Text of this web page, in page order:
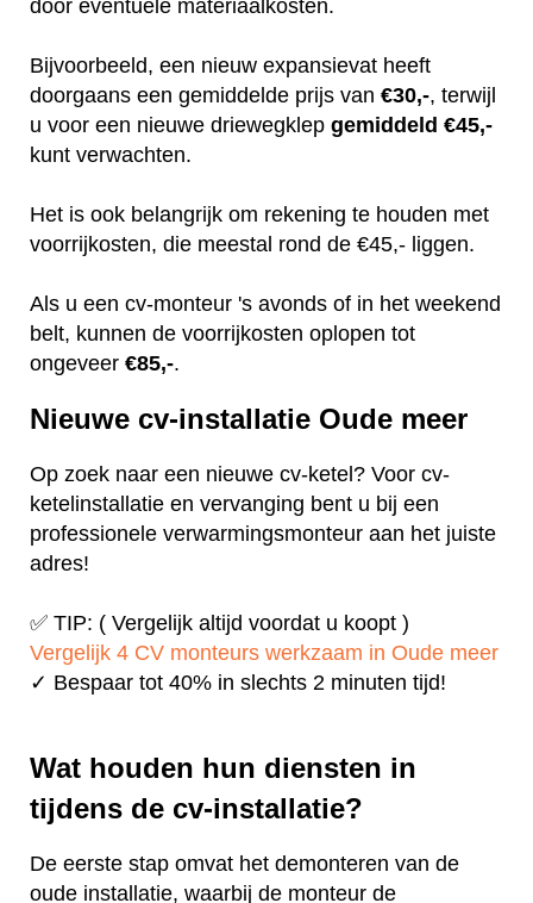
door eventuele materiaalkosten.
Bijvoorbeeld, een nieuw expansievat heeft
doorgaans een gemiddelde prijs van €30,-, terwijl
u voor een nieuwe driewegklep gemiddeld €45,-
kunt verwachten.
Het is ook belangrijk om rekening te houden met
voorrijkosten, die meestal rond de €45,- liggen.
Als u een cv-monteur 's avonds of in het weekend
belt, kunnen de voorrijkosten oplopen tot
ongeveer €85,-.
Nieuwe cv-installatie Oude meer
Op zoek naar een nieuwe cv-ketel? Voor cv-
ketelinstallatie en vervanging bent u bij een
professionele verwarmingsmonteur aan het juiste
adres!
✅ TIP: ( Vergelijk altijd voordat u koopt )
Vergelijk 4 CV monteurs werkzaam in Oude meer
✓ Bespaar tot 40% in slechts 2 minuten tijd!
Wat houden hun diensten in
tijdens de cv-installatie?
De eerste stap omvat het demonteren van de
oude installatie, waarbij de monteur de